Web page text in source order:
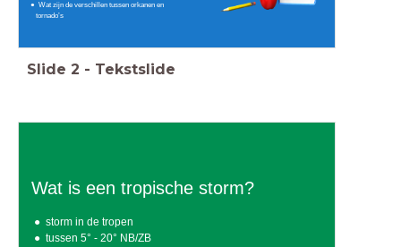
Wat zijn de verschillen tussen orkanen en
tornado’s
Slide 2 - Tekstslide
Wat is een tropische storm?
storm in de tropen
tussen 5° - 20° NB/ZB